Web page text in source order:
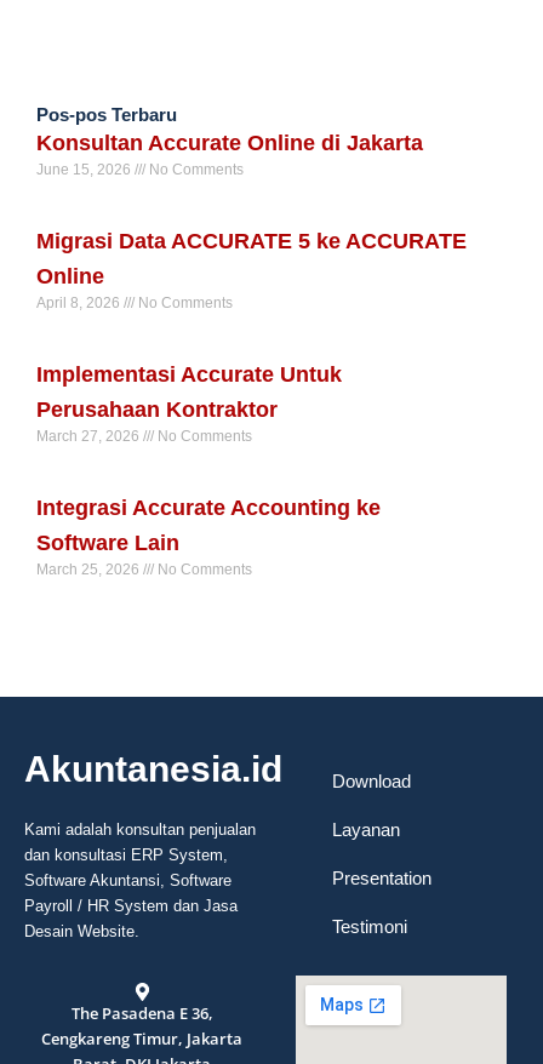
Pos-pos Terbaru
Konsultan Accurate Online di Jakarta
June 15, 2026 No Comments
Migrasi Data ACCURATE 5 ke ACCURATE
Online
April 8, 2026 No Comments
Implementasi Accurate Untuk
Perusahaan Kontraktor
March 27, 2026 No Comments
Integrasi Accurate Accounting ke
Software Lain
March 25, 2026 No Comments
Akuntanesia.id
Kami adalah konsultan penjualan
dan konsultasi ERP System,
Software Akuntansi, Software
Payroll / HR System dan Jasa
Desain Website.
The Pasadena E 36,
Cengkareng Timur, Jakarta
Download
Layanan
Presentation
Testimoni